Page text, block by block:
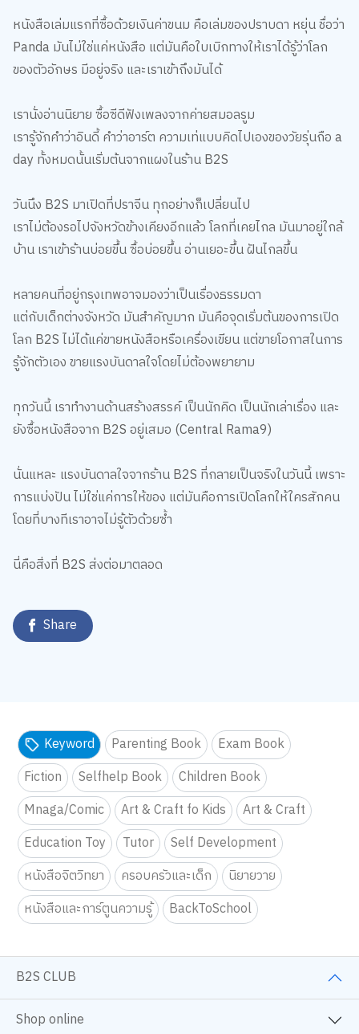
หนังสือเล่มแรกที่ซื้อด้วยเงินค่าขนม คือเล่มของปราบดา หยุ่น ชื่อว่า
Panda มันไม่ใช่แค่หนังสือ แต่มันคือใบเบิกทางให้เราได้รู้ว่าโลก
ของตัวอักษร มีอยู่จริง และเราเข้าถึงมันได้
เรานั่งอ่านนิยาย ซื้อซีดีฟังเพลงจากค่ายสมอลรูม
เรารู้จักคำว่าอินดี้ คำว่าอาร์ต ความเท่แบบคิดไปเองของวัยรุ่นถือ a
day ทั้งหมดนั้นเริ่มต้นจากแผงในร้าน B2S
วันนึง B2S มาเปิดที่ปราจีน ทุกอย่างก็เปลี่ยนไป
เราไม่ต้องรอไปจังหวัดข้างเคียงอีกแล้ว โลกที่เคยไกล มันมาอยู่ใกล้
บ้าน เราเข้าร้านบ่อยขึ้น ซื้อบ่อยขึ้น อ่านเยอะขึ้น ฝันไกลขึ้น
หลายคนที่อยู่กรุงเทพอาจมองว่าเป็นเรื่องธรรมดา
แต่กับเด็กต่างจังหวัด มันสำคัญมาก มันคือจุดเริ่มต้นของการเปิด
โลก B2S ไม่ได้แค่ขายหนังสือหรือเครื่องเขียน แต่ขายโอกาสในการ
รู้จักตัวเอง ขายแรงบันดาลใจโดยไม่ต้องพยายาม
ทุกวันนี้ เราทำงานด้านสร้างสรรค์ เป็นนักคิด เป็นนักเล่าเรื่อง และ
ยังซื้อหนังสือจาก B2S อยู่เสมอ (Central Rama9)
นั่นแหละ แรงบันดาลใจจากร้าน B2S ที่กลายเป็นจริงในวันนี้ เพราะ
การแบ่งปัน ไม่ใช่แค่การให้ของ แต่มันคือการเปิดโลกให้ใครสักคน
โดยที่บางทีเราอาจไม่รู้ตัวด้วยซ้ำ
นี่คือสิ่งที่ B2S ส่งต่อมาตลอด
Share
Keyword Parenting Book
Exam Book
Fiction
Selfhelp Book
Children Book
Mnaga/Comic
Art & Craft fo Kids
Art & Craft
Education Toy
Tutor
Self Development
หนังสือจิตวิทยา
ครอบครัวและเด็ก
นิยายวาย
หนังสือและการ์ตูนความรู้
BackToSchool
B2S CLUB
Shop online